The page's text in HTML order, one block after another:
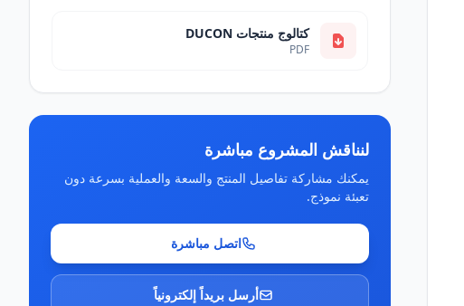
كتالوج منتجات DUCON
PDF
لنناقش المشروع مباشرة
يمكنك مشاركة تفاصيل المنتج والسعة والعملية بسرعة دون
تعبئة نموذج.
اتصل مباشرة
أرسل بريداً إلكترونياً